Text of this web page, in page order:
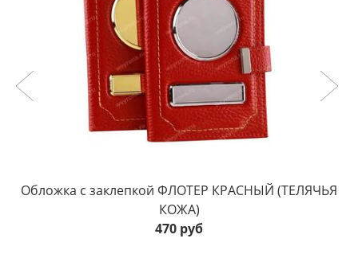
Обложка с заклепкой ФЛОТЕР КРАСНЫЙ (ТЕЛЯЧЬЯ
КОЖА)
470 руб